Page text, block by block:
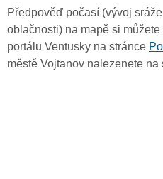
Předpověď počasí (vývoj
oblačnosti) na mapě si
portálu Ventusky na stránce
městě Vojtanov nalezenete na